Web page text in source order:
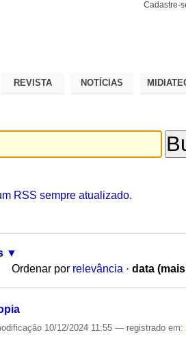
Cadastre-
REVISTA NOTÍCIAS
RSS sempre atualizado.
Ordenar por relevância · data
10/12/2024 11:55— registrado em: